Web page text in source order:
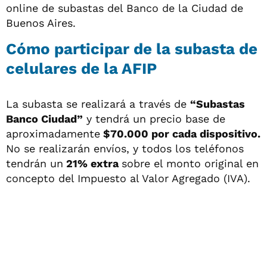
online de subastas del Banco de la Ciudad de
Buenos Aires.
Cómo participar de la subasta de
celulares de la AFIP
La subasta se realizará a través de “Subastas
Banco Ciudad” y tendrá un precio base de
aproximadamente $70.000 por cada dispositivo.
No se realizarán envíos, y todos los teléfonos
tendrán un 21% extra sobre el monto original en
concepto del Impuesto al Valor Agregado (IVA).